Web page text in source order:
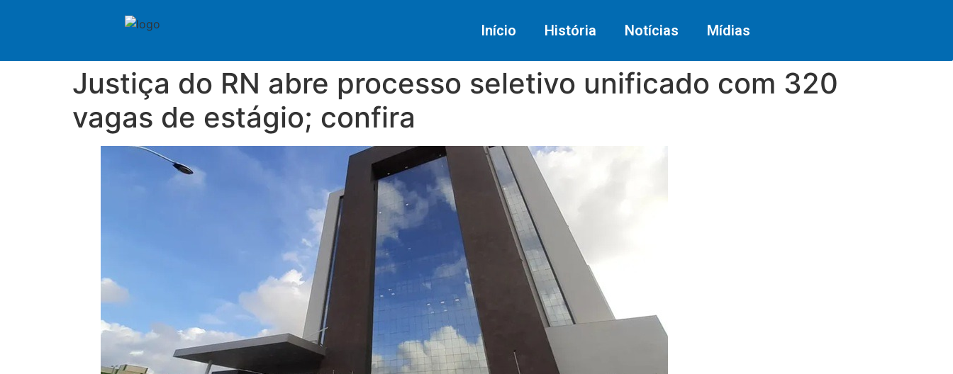
Início História Notícias Mídias
Justiça do RN abre processo seletivo unificado com 320
vagas de estágio; confira